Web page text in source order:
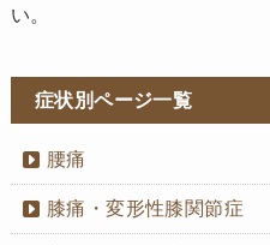
い。
症状別ページ一覧
腰痛
膝痛・変形性膝関節症